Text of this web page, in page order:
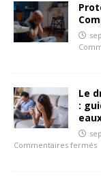
Le
:
Commentaires fermés